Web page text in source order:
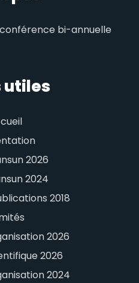
bi-annuelle
utiles
2026
2024
2018
2026
2026
2024